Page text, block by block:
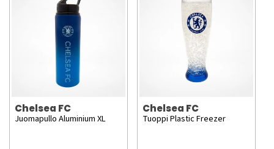
Chelsea FC
Juomapullo Aluminium XL
Chelsea FC
Tuoppi Plastic Freezer